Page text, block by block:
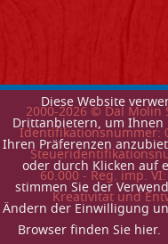
Diese Website
Drittanbietern, um
Ihren Präferenzen
oder durch Klicken auf
stimmen Sie der
Ändern der Einwilligung
Browser finden Sie hier.
2000-2026© Dal Molin
Identifikationsnummer:
60.000 - Reg. imp.
Kreativitat und